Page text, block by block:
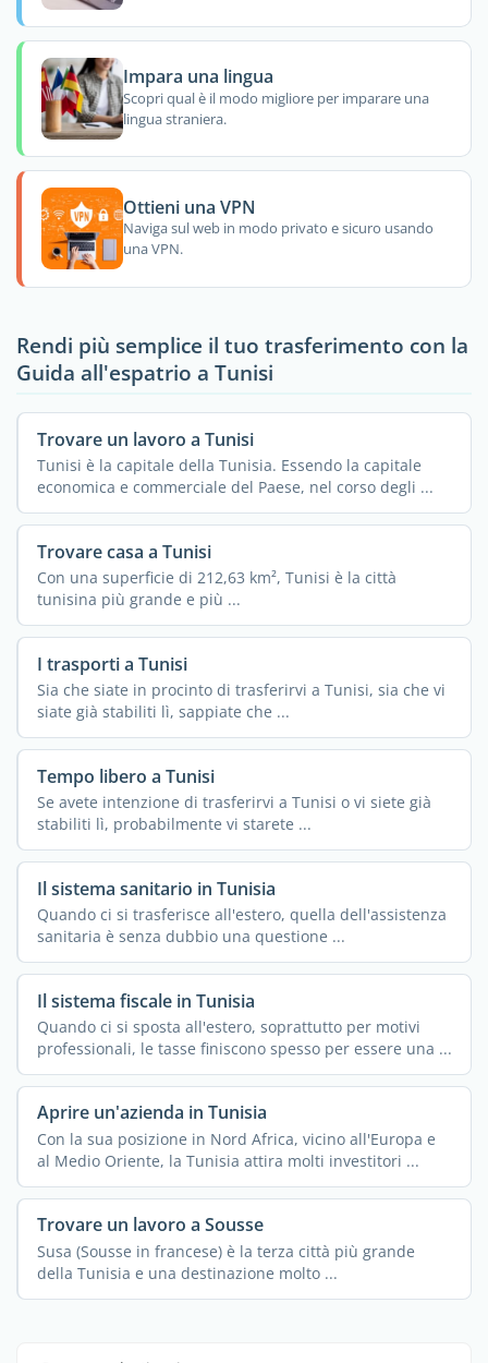
Impara una lingua
Scopri qual è il modo migliore per imparare una
lingua straniera.
Ottieni una VPN
Naviga sul web in modo privato e sicuro usando
una VPN.
Rendi più semplice il tuo trasferimento con la
Guida all'espatrio a Tunisi
Trovare un lavoro a Tunisi
Tunisi è la capitale della Tunisia. Essendo la capitale
economica e commerciale del Paese, nel corso degli ...
Trovare casa a Tunisi
Con una superficie di 212,63 km², Tunisi è la città
tunisina più grande e più ...
I trasporti a Tunisi
Sia che siate in procinto di trasferirvi a Tunisi, sia che vi
siate già stabiliti lì, sappiate che ...
Tempo libero a Tunisi
Se avete intenzione di trasferirvi a Tunisi o vi siete già
stabiliti lì, probabilmente vi starete ...
Il sistema sanitario in Tunisia
Quando ci si trasferisce all'estero, quella dell'assistenza
sanitaria è senza dubbio una questione ...
Il sistema fiscale in Tunisia
Quando ci si sposta all'estero, soprattutto per motivi
professionali, le tasse finiscono spesso per essere una ...
Aprire un'azienda in Tunisia
Con la sua posizione in Nord Africa, vicino all'Europa e
al Medio Oriente, la Tunisia attira molti investitori ...
Trovare un lavoro a Sousse
Susa (Sousse in francese) è la terza città più grande
della Tunisia e una destinazione molto ...